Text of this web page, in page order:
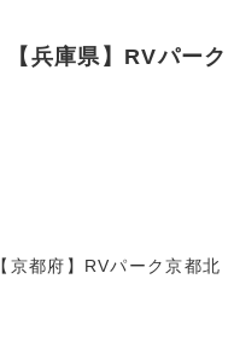
【兵庫県】RVパー
【京都府】RVパーク京都北